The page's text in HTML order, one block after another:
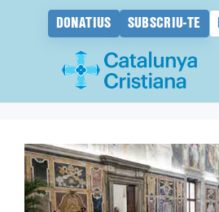
DONATIUS SUBSCRIU-TE
contingut